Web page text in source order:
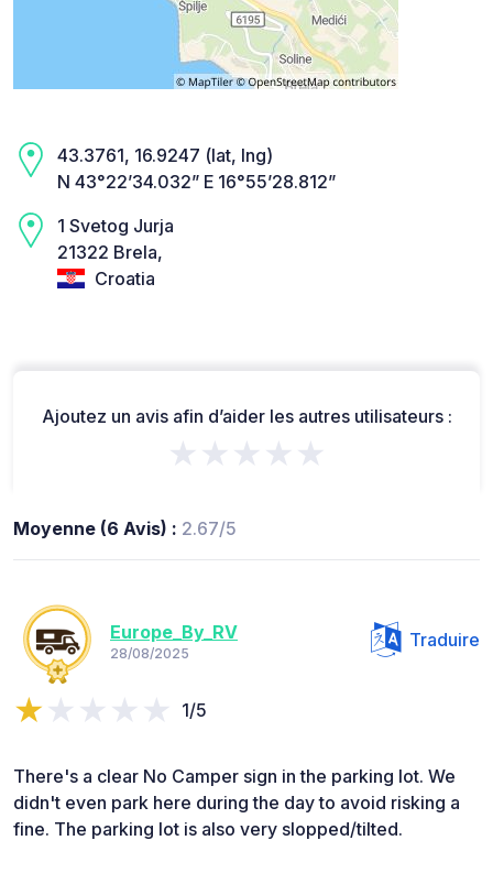
43.3761, 16.9247 (lat, lng)
N 43°22’34.032” E 16°55’28.812”
1 Svetog Jurja
21322 Brela,
Croatia
Ajoutez un avis afin d’aider les autres utilisateurs :
★★★★★
Moyenne (6 Avis) : 2.67/5
Europe_By_RV
28/08/2025
Traduire
1/5
There's a clear No Camper sign in the parking lot. We
didn't even park here during the day to avoid risking a
fine. The parking lot is also very slopped/tilted.